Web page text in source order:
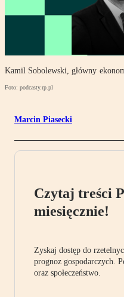
Kamil Sobolewski, główny
Foto: podcasty.rp.pl
Marcin Piasecki
Czytaj treści
miesięcznie!
Zyskaj dostęp do
prognoz gospodarczych.
oraz społeczeństwo.